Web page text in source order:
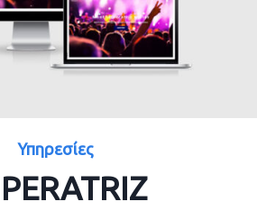
Υπηρεσίες